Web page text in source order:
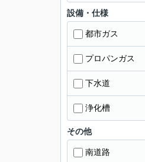
設備・仕様
都市ガス
プロパンガス
下水道
浄化槽
その他
南道路